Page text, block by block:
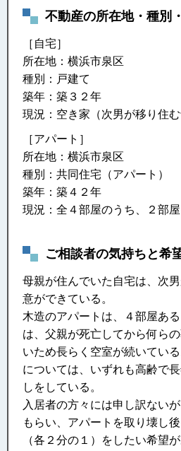
不動産の所在地・種別
［自宅］
所在地：横浜市泉区
種別：戸建て
築年：築３２年
現況：空き家（次男が移り住む
［アパート］
所在地：横浜市泉区
種別：共同住宅（アパート）
築年：築４２年
現況：全４部屋のうち、２部
ご相談者の気持ちと希
母親が住んでいた自宅は、次
意ができている。
木造のアパートは、４部屋あ
は、父親が死亡してから何ら
いため長らく空室が続いてい
については、いずれも高齢で
しをしている。
入居者の方々には申し訳ない
もらい、アパートを取り壊し
（各２分の１）をしたい希望